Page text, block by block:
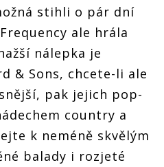
stihli o pár dní
ale hrála
nálepka je
& Sons, chcete-li ale
pak jejich pop-
country a
k neméně skvělým
balady i rozjeté